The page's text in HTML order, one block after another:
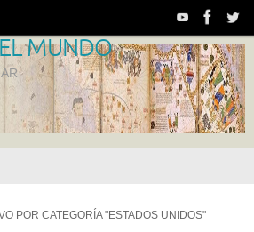
MUNDO
POR CATEGORÍA "ESTADOS UNIDOS"